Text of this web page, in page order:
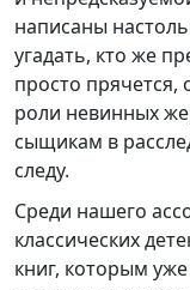
написаны
угадать, кто же
просто прячется,
роли невинных
сыщикам в
следу.
Среди нашего
классических
книг, которым